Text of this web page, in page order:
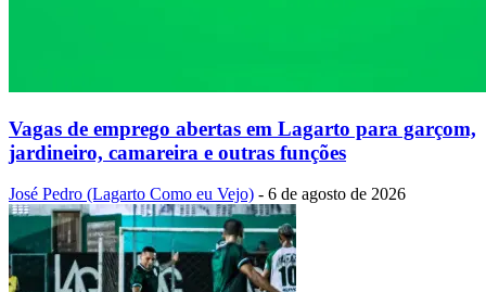
Vagas de emprego abertas em Lagarto para garçom,
jardineiro, camareira e outras funções
José Pedro (Lagarto Como eu Vejo) - 6 de agosto de 2026